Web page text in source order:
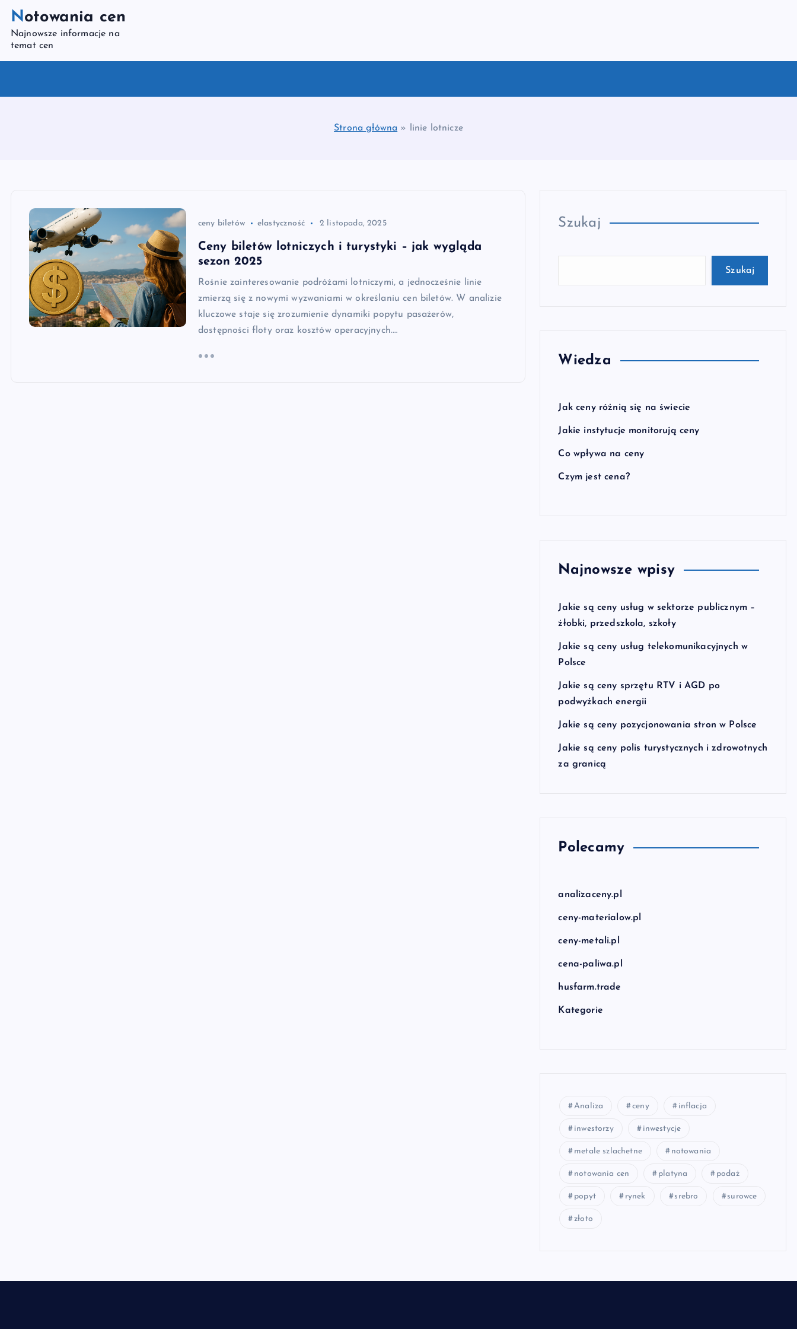
Notowania cen
Najnowsze informacje na
temat cen
Strona główna » linie lotnicze
ceny biletów elastyczność 2 listopada, 2025
Ceny biletów lotniczych i turystyki – jak wygląda
sezon 2025
Rośnie zainteresowanie podróżami lotniczymi, a jednocześnie linie
zmierzą się z nowymi wyzwaniami w określaniu cen biletów. W analizie
kluczowe staje się zrozumienie dynamiki popytu pasażerów,
dostępności floty oraz kosztów operacyjnych.…
Szukaj
Szukaj
Wiedza
Jak ceny różnią się na świecie
Jakie instytucje monitorują ceny
Co wpływa na ceny
Czym jest cena?
Najnowsze wpisy
Jakie są ceny usług w sektorze publicznym –
żłobki, przedszkola, szkoły
Jakie są ceny usług telekomunikacyjnych w
Polsce
Jakie są ceny sprzętu RTV i AGD po
podwyżkach energii
Jakie są ceny pozycjonowania stron w Polsce
Jakie są ceny polis turystycznych i zdrowotnych
za granicą
Polecamy
analizaceny.pl
ceny-materialow.pl
ceny-metali.pl
cena-paliwa.pl
husfarm.trade
Kategorie
Analiza ceny inflacja
inwestorzy inwestycje
metale szlachetne notowania
notowania cen platyna podaż
popyt rynek srebro surowce
złoto